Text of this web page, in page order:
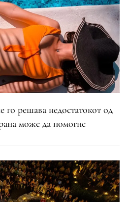
го решава недостатокот од
може да помогне